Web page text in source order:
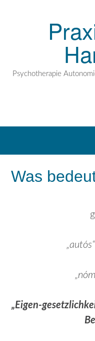
Psychotherapie
Was
„Eigen-